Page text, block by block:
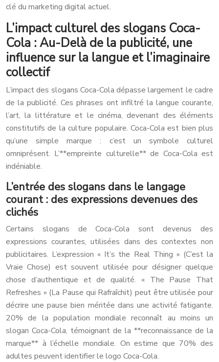
clé du marketing digital actuel.
L’impact culturel des slogans Coca-
Cola : Au-Delà de la publicité, une
influence sur la langue et l’imaginaire
collectif
L’impact des slogans Coca-Cola dépasse largement le cadre
de la publicité. Ces phrases ont infiltré la langue courante,
l’art, la littérature et le cinéma, devenant des éléments
constitutifs de la culture populaire. Coca-Cola est bien plus
qu’une simple marque : c’est un symbole culturel
omniprésent. L’**empreinte culturelle** de Coca-Cola est
indéniable.
L’entrée des slogans dans le langage
courant : des expressions devenues des
clichés
Certains slogans de Coca-Cola sont devenus des
expressions courantes, utilisées dans des contextes non
publicitaires. L’expression « It’s the Real Thing » (C’est la
Vraie Chose) est souvent utilisée pour désigner quelque
chose d’authentique et de qualité. « The Pause That
Refreshes » (La Pause qui Rafraîchit) peut être utilisée pour
décrire une pause bien méritée dans une activité fatigante.
20% de la population mondiale reconnaît au moins un
slogan Coca-Cola, témoignant de la **reconnaissance de la
marque** à l’échelle mondiale. On estime que 70% des
adultes peuvent identifier le logo Coca-Cola.